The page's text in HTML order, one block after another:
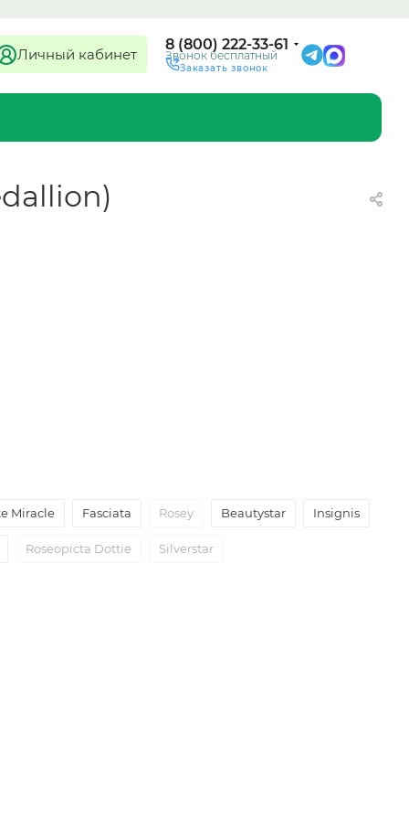
Личный кабинет
8 (800) 222-33-61
Звонок бесплатный
Заказать звонок
Miracle Fasciata Rosey Beautystar Insignis
Roseopicta Dottie Silverstar